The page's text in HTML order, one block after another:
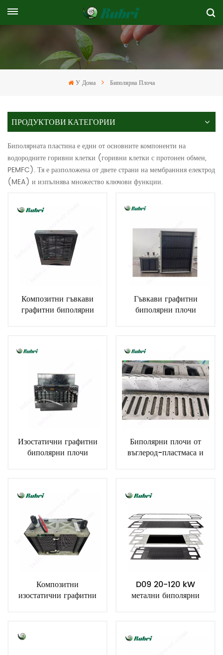
У Дома Биполярна Плоча
ПРОДУКТОВИ КАТЕГОРИИ
Биполярната пластина е един от основните компоненти на
водородните горивни клетки (горивни клетки с протонен обмен,
PEMFC). Тя е разположена от двете страни на мембранния електрод
(MEA) и изпълнява множество ключови функции.
Композитни гъвкави
графитни биполярни
Гъвкави графитни
биполярни плочи
Изостатични графитни
биполярни плочи
Биполярни плочи от
въглерод-пластмаса и
Композитни
изостатични графитни
D09 20-120 kW
метални биполярни